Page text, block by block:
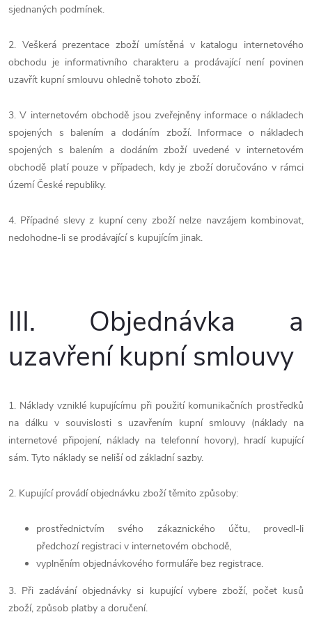
sjednaných podmínek.
2. Veškerá prezentace zboží umístěná v katalogu internetového
obchodu je informativního charakteru a prodávající není povinen
uzavřít kupní smlouvu ohledně tohoto zboží.
3. V internetovém obchodě jsou zveřejněny informace o nákladech
spojených s balením a dodáním zboží. Informace o nákladech
spojených s balením a dodáním zboží uvedené v internetovém
obchodě platí pouze v případech, kdy je zboží doručováno v rámci
území České republiky.
4. Případné slevy z kupní ceny zboží nelze navzájem kombinovat,
nedohodne-li se prodávající s kupujícím jinak.
III. Objednávka a
uzavření kupní smlouvy
1. Náklady vzniklé kupujícímu při použití komunikačních prostředků
na dálku v souvislosti s uzavřením kupní smlouvy (náklady na
internetové připojení, náklady na telefonní hovory), hradí kupující
sám. Tyto náklady se neliší od základní sazby.
2. Kupující provádí objednávku zboží těmito způsoby:
prostřednictvím svého zákaznického účtu, provedl-li
předchozí registraci v internetovém obchodě,
vyplněním objednávkového formuláře bez registrace.
3. Při zadávání objednávky si kupující vybere zboží, počet kusů
zboží, způsob platby a doručení.